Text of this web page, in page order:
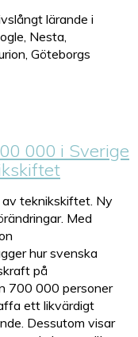
lärande i
Nesta,
Göteborgs
000 i Sverige
teknikskiftet. Ny
Med
hur svenska
på
700 000 personer
ett likvärdigt
Dessutom visar